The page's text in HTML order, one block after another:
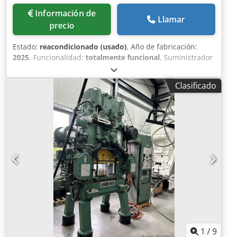
Información de
precio
Llamar
Estado: reacondicionado (usado), Año de fabricación:
2025, Funcionalidad: totalmente funcional, Suministrador
de rodillos Bruderer, BBV 202/120, sentido de avance de la
banda de izquierda a derecha, para montaje en prensas
automáticas BSTA 25/250 o BSTA 50/500 Dsdpfx
Aszlqkbjphjkr Longitud de avance 0-120 mm Ancho de
rodillo 120 mm Ancho máximo de banda 203 mm Espesor
máximo de banda 6 mm Ajuste motorizado de la longitud
de avance, Reacondicionado en 2025. Disponible de
inmediato. También disponemos en stock de otros tipos de
alimentadores, como BBV 190/85, BBV 195/85, BBV 205/120,
BBV 320/200, etc. ¡Contáctenos para más información!
Clasificado
1 /9